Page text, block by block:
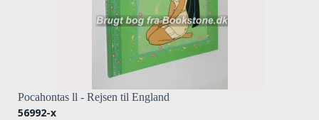
Pocahontas ll - Rejsen til England
56992-x